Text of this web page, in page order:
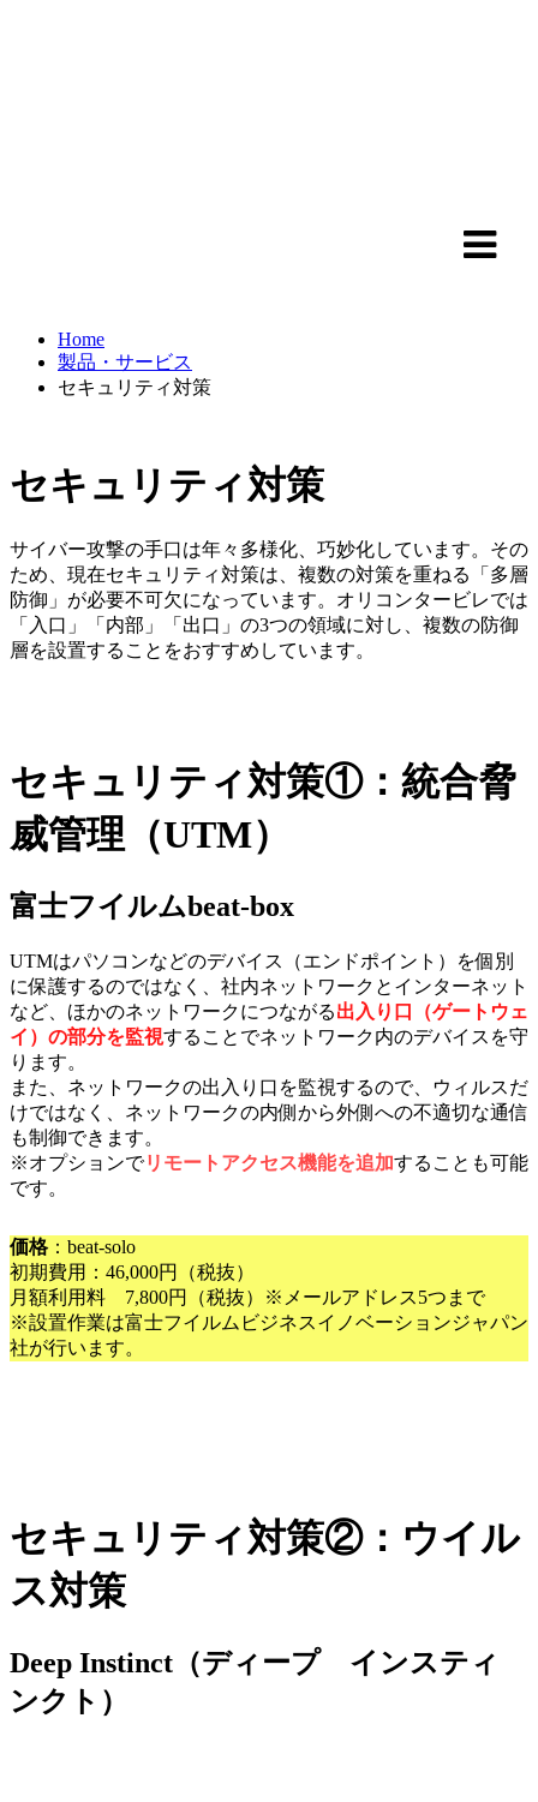
Home
製品・サービス
セキュリティ対策
セキュリティ対策
サイバー攻撃の手口は年々多様化、巧妙化しています。その
ため、現在セキュリティ対策は、複数の対策を重ねる「多層
防御」が必要不可欠になっています。オリコンタービレでは
「入口」「内部」「出口」の3つの領域に対し、複数の防御
層を設置することをおすすめしています。
セキュリティ対策①：統合脅
威管理（UTM）
富士フイルムbeat-box
UTMはパソコンなどのデバイス（エンドポイント）を個別
に保護するのではなく、社内ネットワークとインターネット
など、ほかのネットワークにつながる出入り口（ゲートウェ
イ）の部分を監視することでネットワーク内のデバイスを守
ります。
また、ネットワークの出入り口を監視するので、ウィルスだ
けではなく、ネットワークの内側から外側への不適切な通信
も制御できます。
※オプションでリモートアクセス機能を追加することも可能
です。
価格：beat-solo
初期費用：46,000円（税抜）
月額利用料 7,800円（税抜）※メールアドレス5つまで
※設置作業は富士フイルムビジネスイノベーションジャパン
社が行います。
セキュリティ対策②：ウイル
ス対策
Deep Instinct（ディープ インスティ
ンクト）